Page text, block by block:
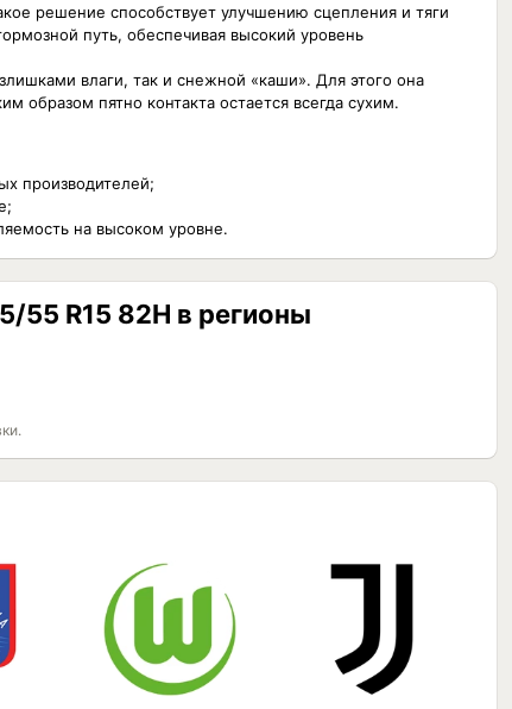
решение способствует улучшению сцепления и тяги
путь, обеспечивая высокий уровень
влаги, так и снежной «каши». Для этого она
образом пятно контакта остается всегда сухим.
производителей;
на высоком уровне.
55 R15 82H в регионы